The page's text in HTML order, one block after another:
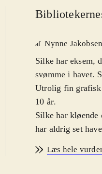
af Nynne Jakobsen
Silke har eksem,
svømme i havet.
Utrolig fin
10 år.
Silke har kløende
har aldrig set
dag tager hendes
Læs hele